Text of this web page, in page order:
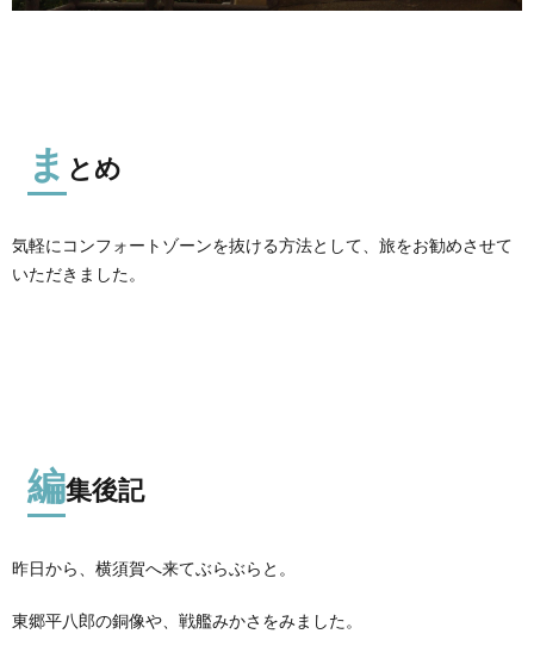
ま とめ
気軽にコンフォートゾーンを抜ける方法として、旅をお勧めさせて
いただきました。
編集後記
昨日から、横須賀へ来てぶらぶらと。
東郷平八郎の銅像や、戦艦みかさをみました。